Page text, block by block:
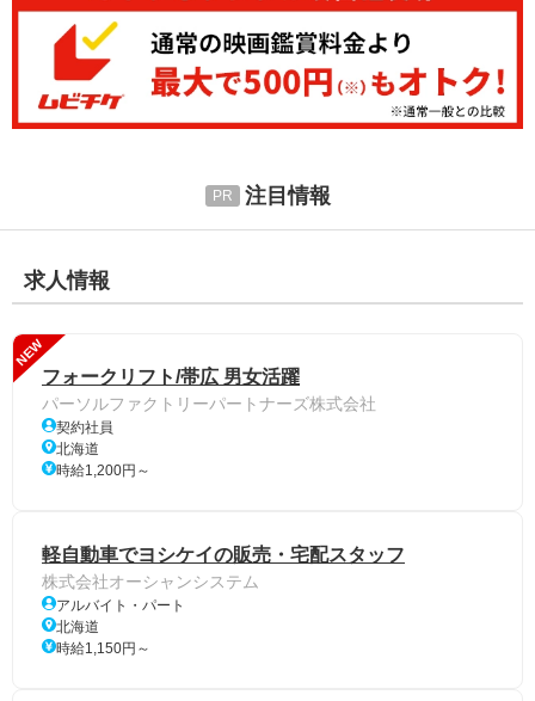
注目情報
求人情報
NEW
フォークリフト/帯広 男女活躍
パーソルファクトリーパートナーズ株式会社
契約社員
北海道
時給1,200円～
軽自動車でヨシケイの販売・宅配スタッフ
株式会社オーシャンシステム
アルバイト・パート
北海道
時給1,150円～